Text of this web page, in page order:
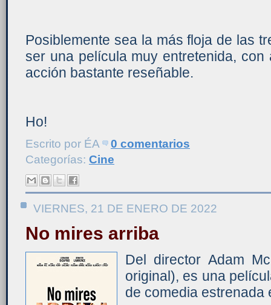
Posiblemente sea la más floja de las
ser una película muy entretenida,
acción bastante reseñable.
Ho!
Escrito por ÉA
0 comentarios
Categorías: Cine
VIERNES, 21 DE ENERO DE 2022
No mires arriba
Del director Adam
original), es una
de comedia estrenada